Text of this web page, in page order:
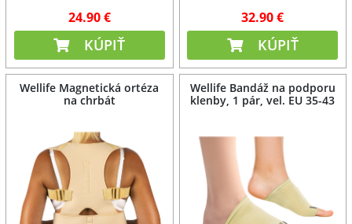
24.90 €
KÚPIŤ
32.90 €
KÚPIŤ
Wellife Magnetická ortéza
na chrbát
Wellife Bandáž na podporu
klenby, 1 pár, vel. EU 35-43